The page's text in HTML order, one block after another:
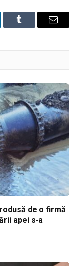
Tumblr Email
de o firmă
apei s-a